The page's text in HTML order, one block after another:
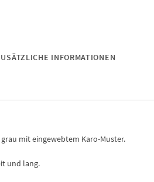
INFORMATIONEN
grau mit eingewebtem Karo-Muster.
und lang.